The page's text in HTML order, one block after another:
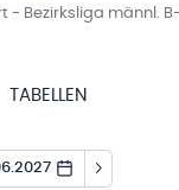
- Bezirksliga männl.
TABELLEN